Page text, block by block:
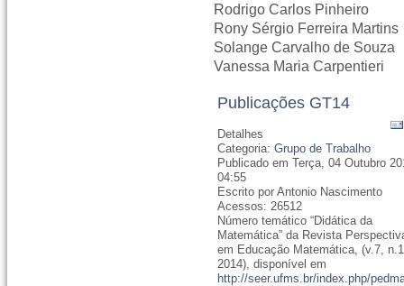
Rodrigo Carlos Pinheiro
Rony Sérgio Ferreira Martins
Solange Carvalho de Souza
Vanessa Maria Carpentieri
Publicações GT14
Detalhes
Categoria:Grupo de Trabalho
Publicado em Terça, 04 Outubro
04:55
Escrito por Antonio Nascimento
Acessos: 26512
Número temático “Didática da
Matemática” da Revista
em Educação Matemática, (v.7,
2014), disponível em
http://seer.ufms.br/index.php/